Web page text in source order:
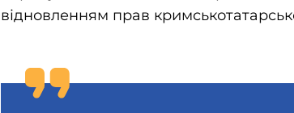
відновленням прав